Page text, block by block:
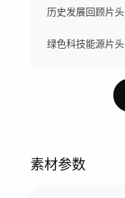
历史发展回顾片头
绿色科技能源片头
素材参数